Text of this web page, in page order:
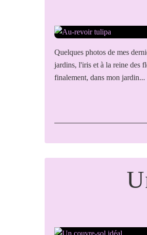
Quelques photos de mes
jardins, l'iris et à la reine des
finalement, dans mon jardin...